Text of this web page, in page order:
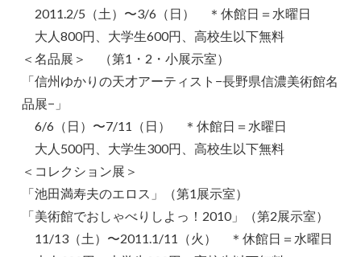
2011.2/5（土）〜3/6（日） ＊休館日＝水曜日
大人800円、大学生600円、高校生以下無料
＜名品展＞ （第1・2・小展示室）
「信州ゆかりの天才アーティスト−長野県信濃美術館名
品展−」
6/6（日）〜7/11（日） ＊休館日＝水曜日
大人500円、大学生300円、高校生以下無料
＜コレクション展＞
「池田満寿夫のエロス」（第1展示室）
「美術館でおしゃべりしよっ！2010」（第2展示室）
11/13（土）〜2011.1/11（火） ＊休館日＝水曜日